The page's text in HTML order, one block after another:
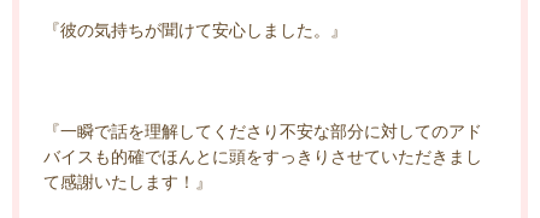
『彼の気持ちが聞けて安心しました。』
『一瞬で話を理解してくださり不安な部分に対してのアド
バイスも的確でほんとに頭をすっきりさせていただきまし
て感謝いたします！』